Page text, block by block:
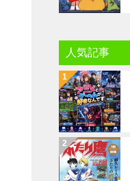
人気記事